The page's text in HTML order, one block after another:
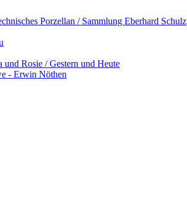
Porzellan / Sammlung Eberhard Schulz
und Rosie / Gestern und Heute
- Erwin Nöthen